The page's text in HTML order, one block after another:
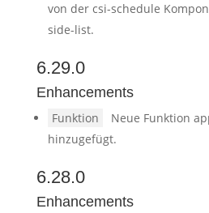
von der csi-schedule
side-list.
6.29.0
Enhancements
Funktion
Neue Funktion
hinzugefügt.
6.28.0
Enhancements